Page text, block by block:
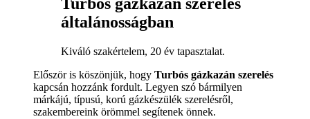
Turbós gázkazán szerelés
általánosságban
Kiváló szakértelem, 20 év tapasztalat.
Először is köszönjük, hogy Turbós gázkazán szerelés
kapcsán hozzánk fordult. Legyen szó bármilyen
márkájú, típusú, korú gázkészülék szerelésről,
szakembereink örömmel segítenek önnek.